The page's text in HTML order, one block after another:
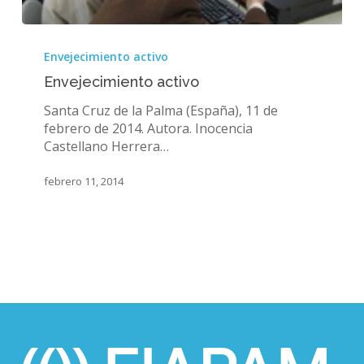
activoEnvejecimiento activo
Envejecimiento activo
Santa Cruz de la Palma (España), 11 de
febrero de 2014. Autora. Inocencia
Castellano Herrera…
febrero 11, 2014